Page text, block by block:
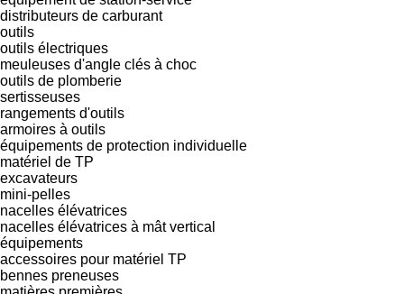
distributeurs de carburant
outils
outils électriques
meuleuses d'angle clés à choc
outils de plomberie
sertisseuses
rangements d'outils
armoires à outils
équipements de protection individuelle
matériel de TP
excavateurs
mini-pelles
nacelles élévatrices
nacelles élévatrices à mât vertical
équipements
accessoires pour matériel TP
bennes preneuses